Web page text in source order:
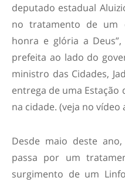
deputado estadual
no tratamento de um
honra e glória a
prefeita ao lado do
ministro das Cidades,
entrega de uma Estação
na cidade. (veja no vídeo
Desde maio deste
passa por um
surgimento de um